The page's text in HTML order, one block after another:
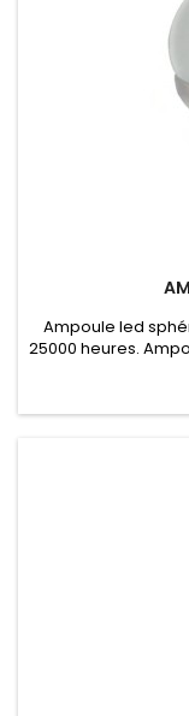
Ampoule led
25000 heures.
lumineuse de